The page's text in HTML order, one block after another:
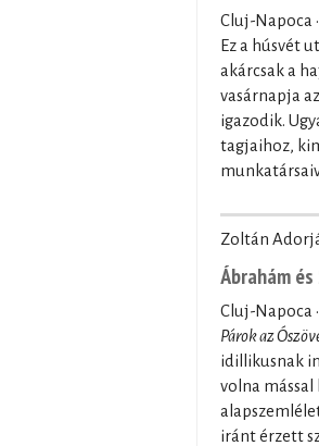
Cluj-Napoca ·
Ez a húsvét
akárcsak a
vasárnapja
igazodik.
tagjaihoz,
Zoltán
Ábrahám és
Cluj-Napoca ·
Párok az
idillikusnak
volna mással
iránt érzett